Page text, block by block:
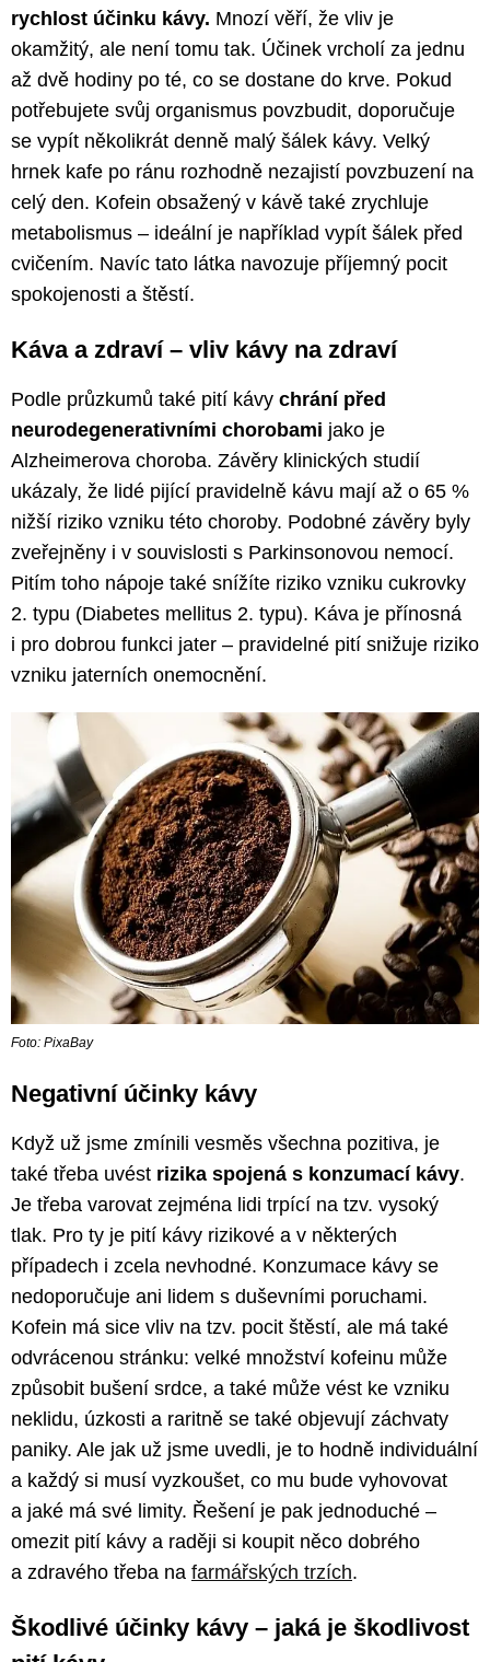
rychlost účinku kávy. Mnozí věří, že vliv je
okamžitý, ale není tomu tak. Účinek vrcholí za jednu
až dvě hodiny po té, co se dostane do krve. Pokud
potřebujete svůj organismus povzbudit, doporučuje
se vypít několikrát denně malý šálek kávy. Velký
hrnek kafe po ránu rozhodně nezajistí povzbuzení na
celý den. Kofein obsažený v kávě také zrychluje
metabolismus – ideální je například vypít šálek před
cvičením. Navíc tato látka navozuje příjemný pocit
spokojenosti a štěstí.
Káva a zdraví – vliv kávy na zdraví
Podle průzkumů také pití kávy chrání před
neurodegenerativními chorobami jako je
Alzheimerova choroba. Závěry klinických studií
ukázaly, že lidé pijící pravidelně kávu mají až o 65 %
nižší riziko vzniku této choroby. Podobné závěry byly
zveřejněny i v souvislosti s Parkinsonovou nemocí.
Pitím toho nápoje také snížíte riziko vzniku cukrovky
2. typu (Diabetes mellitus 2. typu). Káva je přínosná
i pro dobrou funkci jater – pravidelné pití snižuje riziko
vzniku jaterních onemocnění.
Foto: PixaBay
Negativní účinky kávy
Když už jsme zmínili vesměs všechna pozitiva, je
také třeba uvést rizika spojená s konzumací kávy.
Je třeba varovat zejména lidi trpící na tzv. vysoký
tlak. Pro ty je pití kávy rizikové a v některých
případech i zcela nevhodné. Konzumace kávy se
nedoporučuje ani lidem s duševními poruchami.
Kofein má sice vliv na tzv. pocit štěstí, ale má také
odvrácenou stránku: velké množství kofeinu může
způsobit bušení srdce, a také může vést ke vzniku
neklidu, úzkosti a raritně se také objevují záchvaty
paniky. Ale jak už jsme uvedli, je to hodně individuální
a každý si musí vyzkoušet, co mu bude vyhovovat
a jaké má své limity. Řešení je pak jednoduché –
omezit pití kávy a raději si koupit něco dobrého
a zdravého třeba na farmářských trzích.
Škodlivé účinky kávy – jaká je škodlivost